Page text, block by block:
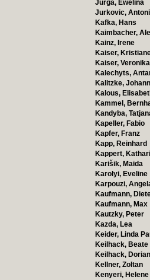
Jurga, Ewelina
Jurkovic,
Kafka, Hans
Kaimbacher,
Kainz, Irene
Kaiser,
Kaiser, Veronika
Kalechyts,
Kalitzke,
Kalous,
Kammel,
Kandyba,
Kapeller, Fabio
Kapfer, Franz
Kapp, Reinhard
Kappert,
Karišik, Maida
Karolyi, Eveline
Karpouzi,
Kaufmann,
Kaufmann, Max
Kautzky, Peter
Kazda, Lea
Keider, Linda
Keilhack, Beate
Keilhack, Dorian
Kellner, Zoltan
Kenyeri, Helene